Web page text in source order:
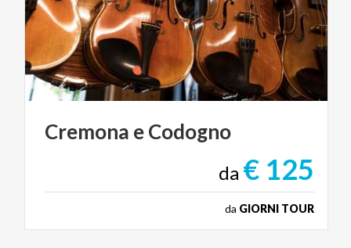
Cremona eCodogno
da € 125
da GIORNI TOUR